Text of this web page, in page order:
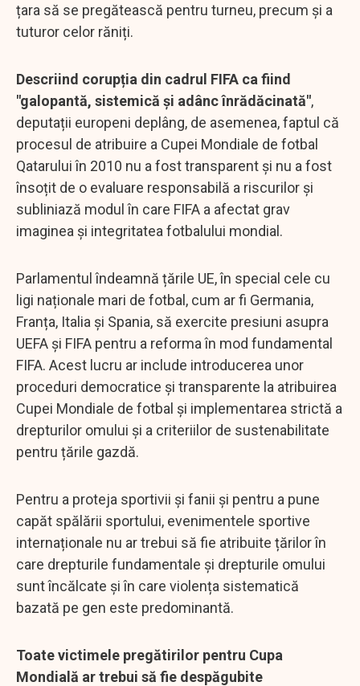
țara să se pregătească pentru turneu, precum și a
tuturor celor răniți.
Descriind corupția din cadrul FIFA ca fiind
"galopantă, sistemică și adânc înrădăcinată",
deputații europeni deplâng, de asemenea, faptul că
procesul de atribuire a Cupei Mondiale de fotbal
Qatarului în 2010 nu a fost transparent și nu a fost
însoțit de o evaluare responsabilă a riscurilor și
subliniază modul în care FIFA a afectat grav
imaginea și integritatea fotbalului mondial.
Parlamentul îndeamnă țările UE, în special cele cu
ligi naționale mari de fotbal, cum ar fi Germania,
Franța, Italia și Spania, să exercite presiuni asupra
UEFA și FIFA pentru a reforma în mod fundamental
FIFA. Acest lucru ar include introducerea unor
proceduri democratice și transparente la atribuirea
Cupei Mondiale de fotbal și implementarea strictă a
drepturilor omului și a criteriilor de sustenabilitate
pentru țările gazdă.
Pentru a proteja sportivii și fanii și pentru a pune
capăt spălării sportului, evenimentele sportive
internaționale nu ar trebui să fie atribuite țărilor în
care drepturile fundamentale și drepturile omului
sunt încălcate și în care violența sistematică
bazată pe gen este predominantă.
Toate victimele pregătirilor pentru Cupa
Mondială ar trebui să fie despăgubite